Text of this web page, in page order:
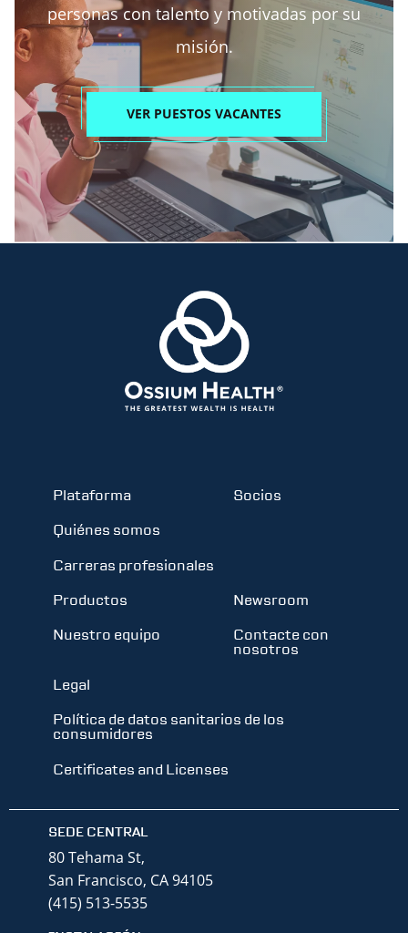
personas con talento y motivadas por su
misión.
VER PUESTOS VACANTES
Plataforma
Socios
Quiénes somos
Carreras profesionales
Productos
Newsroom
Nuestro equipo
Contacte con
nosotros
Legal
Política de datos sanitarios de los
consumidores
Certificates and Licenses
SEDE CENTRAL
80 Tehama St,
San Francisco, CA 94105
(415) 513-5535